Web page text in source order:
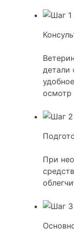
детали
осмотр
При